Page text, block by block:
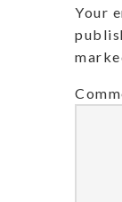
Your